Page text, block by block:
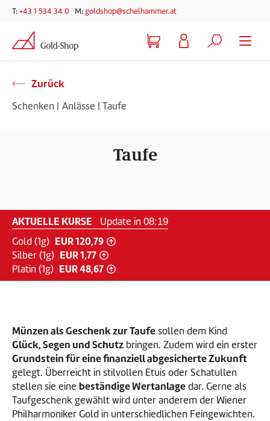
Zur Hauptnavigation springen
Zum Hauptinhalt springen
T:Telefonnummer
+43 1 534 34 0 M:E-Mail-Adresse
goldshop@schelhammer.at
Zurück
Schenken | Anlässe | Taufe
Taufe
AKTUELLE KURSE Update in 08:18
Gold (1g) EUR 120,79 Gold-Preis ist gestiegen
Silber (1g) EUR 1,77 Silber-Preis ist gestiegen
Platin (1g) EUR 48,67 Platin-Preis ist gestiegen
Münzen als Geschenk zur Taufesollen dem Kind
Glück, Segen und Schutz bringen. Zudem wird ein erster
Grundstein für eine finanziell abgesicherte Zukunft
gelegt. Überreicht in stilvollen Etuis oder Schatullen
stellen sie eine beständige Wertanlagedar. Gerne als
Taufgeschenk gewählt wird unter anderem der Wiener
Philharmoniker Gold in unterschiedlichen Feingewichten.